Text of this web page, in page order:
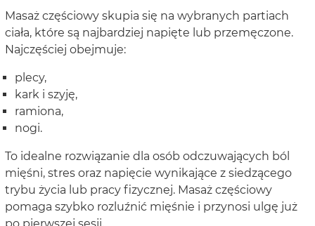
Masaż częściowy skupia się na wybranych partiach
ciała, które są najbardziej napięte lub przemęczone.
Najczęściej obejmuje:
plecy,
kark i szyję,
ramiona,
nogi.
To idealne rozwiązanie dla osób odczuwających ból
mięśni, stres oraz napięcie wynikające z siedzącego
trybu życia lub pracy fizycznej. Masaż częściowy
pomaga szybko rozluźnić mięśnie i przynosi ulgę już